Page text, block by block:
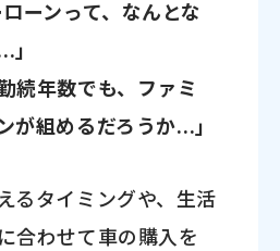
ーンって、なんとな
」
続年数でも、ファミ
が組めるだろうか…」
るタイミングや、生活
合わせて車の購入を